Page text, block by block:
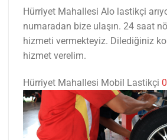
Hürriyet Mahallesi Alo lastikçi
numaradan bize ulaşın. 24 saat
hizmeti vermekteyiz. Dilediğiniz
hizmet verelim.
Hürriyet Mahallesi Mobil Lastikçi